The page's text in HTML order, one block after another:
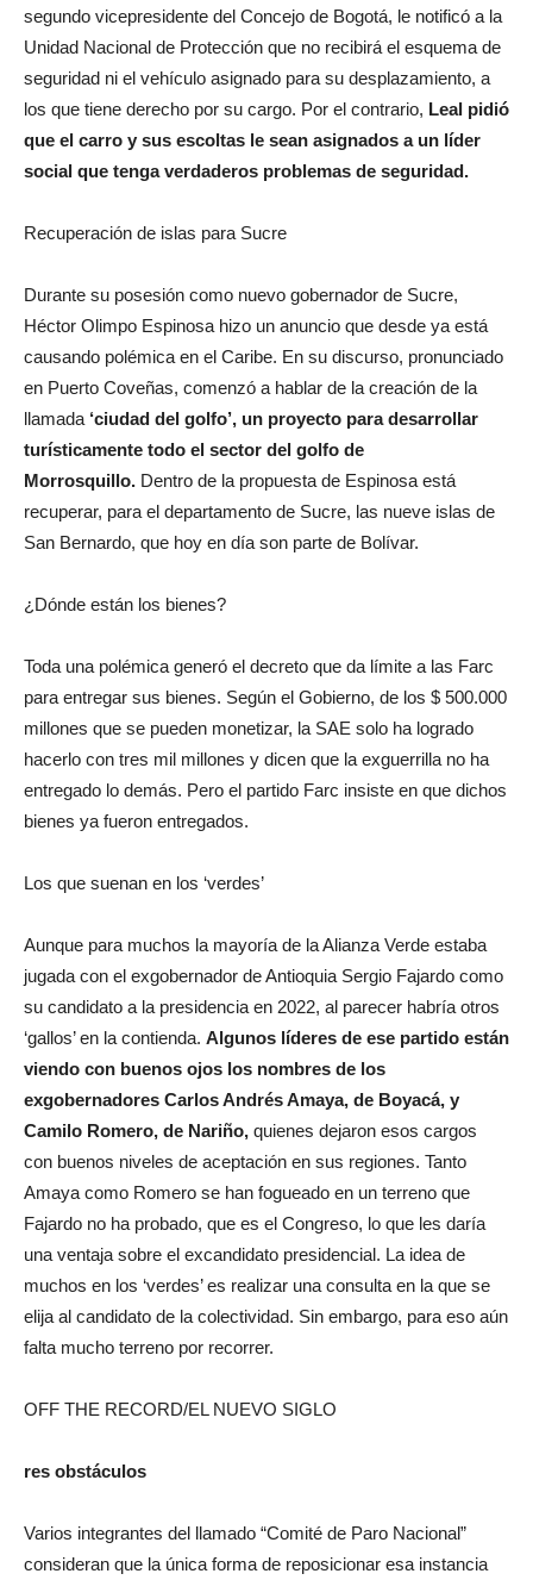
segundo vicepresidente del Concejo de Bogotá, le notificó a la
Unidad Nacional de Protección que no recibirá el esquema de
seguridad ni el vehículo asignado para su desplazamiento, a
los que tiene derecho por su cargo. Por el contrario, Leal pidió
que el carro y sus escoltas le sean asignados a un líder
social que tenga verdaderos problemas de seguridad.
Recuperación de islas para Sucre
Durante su posesión como nuevo gobernador de Sucre,
Héctor Olimpo Espinosa hizo un anuncio que desde ya está
causando polémica en el Caribe. En su discurso, pronunciado
en Puerto Coveñas, comenzó a hablar de la creación de la
llamada ‘ciudad del golfo’, un proyecto para desarrollar
turísticamente todo el sector del golfo de
Morrosquillo. Dentro de la propuesta de Espinosa está
recuperar, para el departamento de Sucre, las nueve islas de
San Bernardo, que hoy en día son parte de Bolívar.
¿Dónde están los bienes?
Toda una polémica generó el decreto que da límite a las Farc
para entregar sus bienes. Según el Gobierno, de los $ 500.000
millones que se pueden monetizar, la SAE solo ha logrado
hacerlo con tres mil millones y dicen que la exguerrilla no ha
entregado lo demás. Pero el partido Farc insiste en que dichos
bienes ya fueron entregados.
Los que suenan en los ‘verdes’
Aunque para muchos la mayoría de la Alianza Verde estaba
jugada con el exgobernador de Antioquia Sergio Fajardo como
su candidato a la presidencia en 2022, al parecer habría otros
‘gallos’ en la contienda. Algunos líderes de ese partido están
viendo con buenos ojos los nombres de los
exgobernadores Carlos Andrés Amaya, de Boyacá, y
Camilo Romero, de Nariño, quienes dejaron esos cargos
con buenos niveles de aceptación en sus regiones. Tanto
Amaya como Romero se han fogueado en un terreno que
Fajardo no ha probado, que es el Congreso, lo que les daría
una ventaja sobre el excandidato presidencial. La idea de
muchos en los ‘verdes’ es realizar una consulta en la que se
elija al candidato de la colectividad. Sin embargo, para eso aún
falta mucho terreno por recorrer.
OFF THE RECORD/EL NUEVO SIGLO
res obstáculos
Varios integrantes del llamado “Comité de Paro Nacional”
consideran que la única forma de reposicionar esa instancia